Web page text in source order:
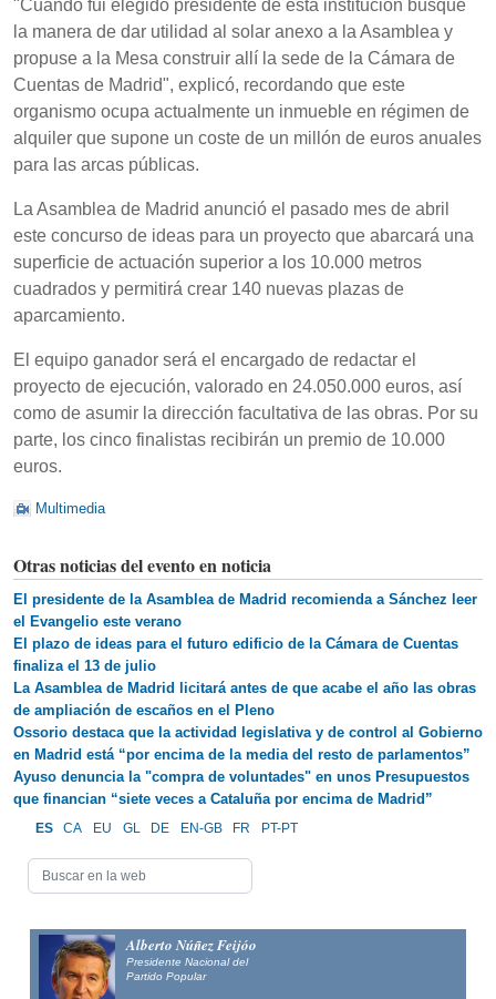
"Cuando fui elegido presidente de esta institución busqué
la manera de dar utilidad al solar anexo a la Asamblea y
propuse a la Mesa construir allí la sede de la Cámara de
Cuentas de Madrid", explicó, recordando que este
organismo ocupa actualmente un inmueble en régimen de
alquiler que supone un coste de un millón de euros anuales
para las arcas públicas.
La Asamblea de Madrid anunció el pasado mes de abril
este concurso de ideas para un proyecto que abarcará una
superficie de actuación superior a los 10.000 metros
cuadrados y permitirá crear 140 nuevas plazas de
aparcamiento.
El equipo ganador será el encargado de redactar el
proyecto de ejecución, valorado en 24.050.000 euros, así
como de asumir la dirección facultativa de las obras. Por su
parte, los cinco finalistas recibirán un premio de 10.000
euros.
Multimedia
Otras noticias del evento en noticia
El presidente de la Asamblea de Madrid recomienda a Sánchez leer
el Evangelio este verano
El plazo de ideas para el futuro edificio de la Cámara de Cuentas
finaliza el 13 de julio
La Asamblea de Madrid licitará antes de que acabe el año las obras
de ampliación de escaños en el Pleno
Ossorio destaca que la actividad legislativa y de control al Gobierno
en Madrid está “por encima de la media del resto de parlamentos”
Ayuso denuncia la "compra de voluntades" en unos Presupuestos
que financian “siete veces a Cataluña por encima de Madrid”
ES CA EU GL DE EN-GB FR PT-PT
Alberto Núñez Feijóo
Presidente Nacional del
Partido Popular